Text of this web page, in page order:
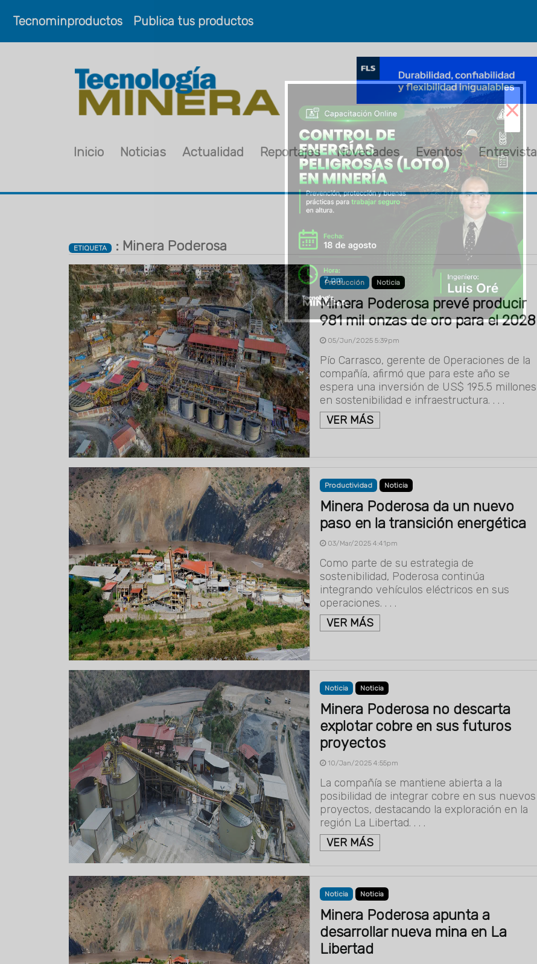
Tecnominproductos Publica tus productos
Inicio Noticias Actualidad Reportajes Novedades Eventos Entrevista
ETIQUETA : Minera Poderosa
Producción Noticia
Minera Poderosa prevé producir
981 mil onzas de oro para el 2028
05/Jun/2025 5:39pm
Pío Carrasco, gerente de Operaciones de la
compañía, afirmó que para este año se
espera una inversión de US$ 195.5 millones
en sostenibilidad e infraestructura. . . .
VER MÁS
Productividad Noticia
Minera Poderosa da un nuevo
paso en la transición energética
03/Mar/2025 4:41pm
Como parte de su estrategia de
sostenibilidad, Poderosa continúa
integrando vehículos eléctricos en sus
operaciones. . . .
VER MÁS
Noticia Noticia
Minera Poderosa no descarta
explotar cobre en sus futuros
proyectos
10/Jan/2025 4:55pm
La compañía se mantiene abierta a la
posibilidad de integrar cobre en sus nuevos
proyectos, destacando la exploración en la
región La Libertad. . . .
VER MÁS
Noticia Noticia
Minera Poderosa apunta a
desarrollar nueva mina en La
Libertad
×